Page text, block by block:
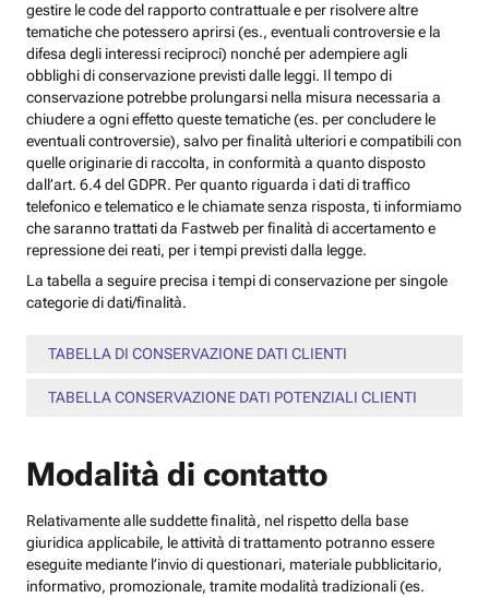
gestire le code del rapporto contrattuale e per risolvere altre
tematiche che potessero aprirsi (es., eventuali controversie e la
difesa degli interessi reciproci) nonché per adempiere agli
obblighi di conservazione previsti dalle leggi. Il tempo di
conservazione potrebbe prolungarsi nella misura necessaria a
chiudere a ogni effetto queste tematiche (es. per concludere le
eventuali controversie), salvo per finalità ulteriori e compatibili con
quelle originarie di raccolta, in conformità a quanto disposto
dall’art. 6.4 del GDPR. Per quanto riguarda i dati di traffico
telefonico e telematico e le chiamate senza risposta, ti informiamo
che saranno trattati da Fastweb per finalità di accertamento e
repressione dei reati, per i tempi previsti dalla legge.
La tabella a seguire precisa i tempi di conservazione per singole
categorie di dati/finalità.
TABELLA DI CONSERVAZIONE DATI CLIENTI
TABELLA CONSERVAZIONE DATI POTENZIALI CLIENTI
Modalità di contatto
Relativamente alle suddette finalità, nel rispetto della base
giuridica applicabile, le attività di trattamento potranno essere
eseguite mediante l’invio di questionari, materiale pubblicitario,
informativo, promozionale, tramite modalità tradizionali (es.